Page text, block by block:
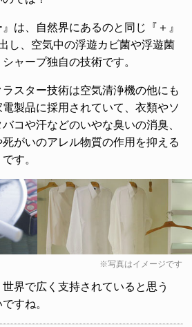
は、自然界にあるのと同じ『＋』
し、空気中の浮遊カビ菌や浮遊菌
ャープ独自の技術です。
スター技術は空気清浄機の他にも
製品に採用されていて、衣類やソ
コや汗などのいやな臭いの消臭、
がいのアレル物質の作用を抑える
す。
※写真はイメージです
界で広く支持されていると思う
すね。